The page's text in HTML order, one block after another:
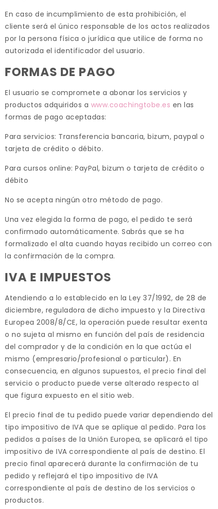
En caso de incumplimiento de esta prohibición, el
cliente será el único responsable de los actos realizados
por la persona física o jurídica que utilice de forma no
autorizada el identificador del usuario.
FORMAS DE PAGO
El usuario se compromete a abonar los servicios y
productos adquiridos a www.coachingtobe.es en las
formas de pago aceptadas:
Para servicios: Transferencia bancaria, bizum, paypal o
tarjeta de crédito o débito.
Para cursos online: PayPal, bizum o tarjeta de crédito o
débito
No se acepta ningún otro método de pago.
Una vez elegida la forma de pago, el pedido te será
confirmado automáticamente. Sabrás que se ha
formalizado el alta cuando hayas recibido un correo con
la confirmación de la compra.
IVA E IMPUESTOS
Atendiendo a lo establecido en la Ley 37/1992, de 28 de
diciembre, reguladora de dicho impuesto y la Directiva
Europea 2008/8/CE, la operación puede resultar exenta
o no sujeta al mismo en función del país de residencia
del comprador y de la condición en la que actúa el
mismo (empresario/profesional o particular). En
consecuencia, en algunos supuestos, el precio final del
servicio o producto puede verse alterado respecto al
que figura expuesto en el sitio web.
El precio final de tu pedido puede variar dependiendo del
tipo impositivo de IVA que se aplique al pedido. Para los
pedidos a países de la Unión Europea, se aplicará el tipo
impositivo de IVA correspondiente al país de destino. El
precio final aparecerá durante la confirmación de tu
pedido y reflejará el tipo impositivo de IVA
correspondiente al país de destino de los servicios o
productos.